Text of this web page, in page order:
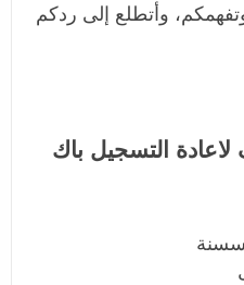
وأتطلع إلى ردكم
التسجيل باك